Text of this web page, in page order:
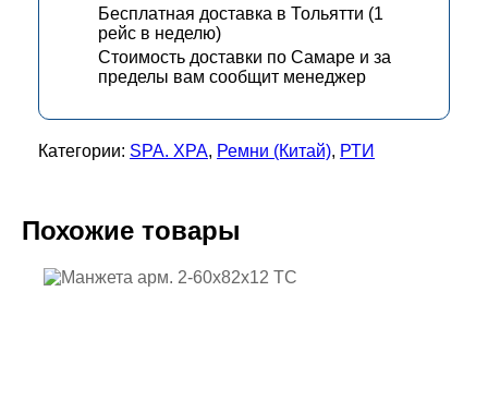
Бесплатная доставка в Тольятти (1
рейс в неделю)
Стоимость доставки по Самаре и за
пределы вам сообщит менеджер
Категории: SPA. XPA, Ремни (Китай), РТИ
Похожие товары